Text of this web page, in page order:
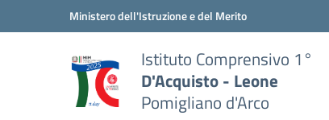
Vai ai contenuti
Vai al menu di navigazioneMinistero dell'Istruzione e del Merito
Istituto Comprensivo 1°
D'Acquisto - Leone
Pomigliano d'Arco